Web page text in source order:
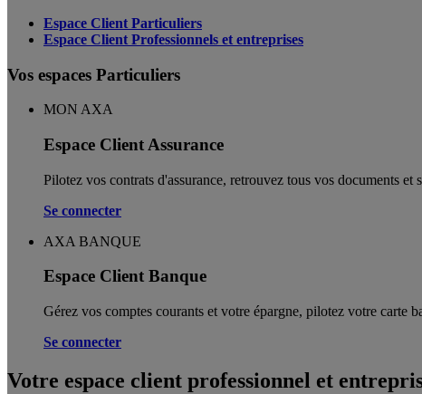
Espace Client Particuliers
Espace Client Professionnels et entreprises
Vos espaces Particuliers
MON AXA
Espace Client Assurance
Pilotez vos contrats d'assurance, retrouvez tous vos documents
Se connecter
AXA BANQUE
Espace Client Banque
Gérez vos comptes courants et votre épargne, pilotez votre carte
Se connecter
Votre espace client professionnel et